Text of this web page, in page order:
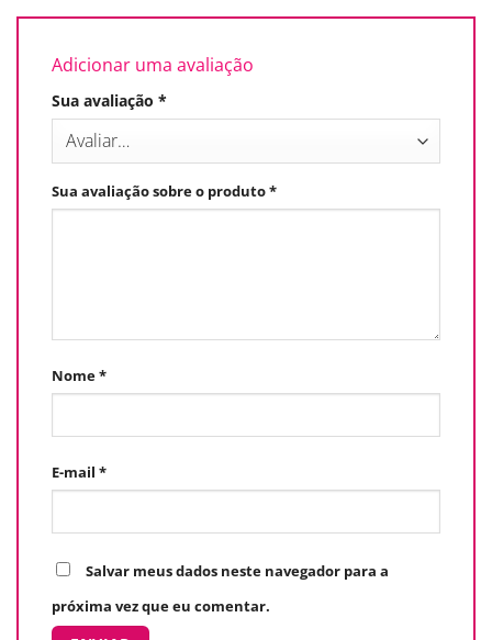
Adicionar uma avaliação
Sua avaliação *
Sua avaliação sobre o produto*
Nome*
E-mail *
Salvar meus dados neste navegador para a
próxima vez que eu comentar.